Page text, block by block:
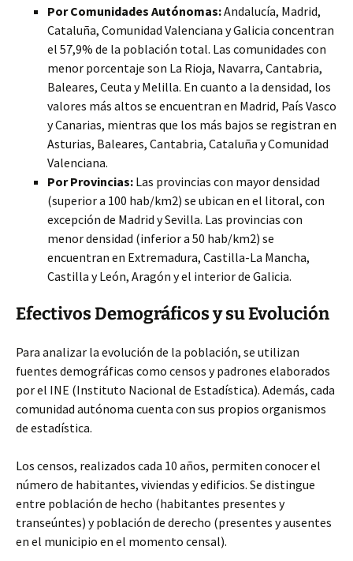
Por Comunidades Autónomas:Andalucía, Madrid,
Cataluña, Comunidad Valenciana y Galicia concentran
el 57,9% de la población total. Las comunidades con
menor porcentaje son La Rioja, Navarra, Cantabria,
Baleares, Ceuta y Melilla. En cuanto a la densidad, los
valores más altos se encuentran en Madrid, País Vasco
y Canarias, mientras que los más bajos se registran en
Asturias, Baleares, Cantabria, Cataluña y Comunidad
Valenciana.
Por Provincias: Las provincias con mayor densidad
(superior a 100 hab/km2) se ubican en el litoral, con
excepción de Madrid y Sevilla. Las provincias con
menor densidad (inferior a 50 hab/km2) se
encuentran en Extremadura, Castilla-La Mancha,
Castilla y León, Aragón y el interior de Galicia.
Efectivos Demográficos y su Evolución
Para analizar la evolución de la población, se utilizan
fuentes demográficas como censos y padrones elaborados
por el INE (Instituto Nacional de Estadística). Además, cada
comunidad autónoma cuenta con sus propios organismos
de estadística.
Los censos, realizados cada 10 años, permiten conocer el
número de habitantes, viviendas y edificios. Se distingue
entre población de hecho (habitantes presentes y
transeúntes) y población de derecho (presentes y ausentes
en el municipio en el momento censal).